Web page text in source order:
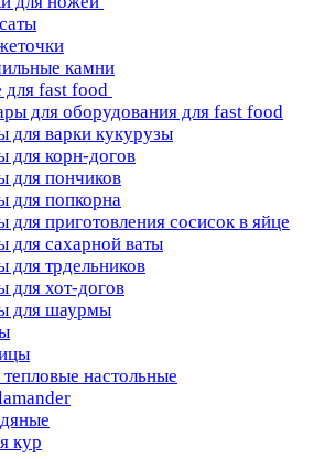
камни
для fast food
для оборудования для fast food
для варки кукурузы
для корн-догов
для пончиков
для попкорна
для приготовления сосисок в яйце
для сахарной ваты
для трдельников
для хот-догов
для шаурмы
настольные
кур